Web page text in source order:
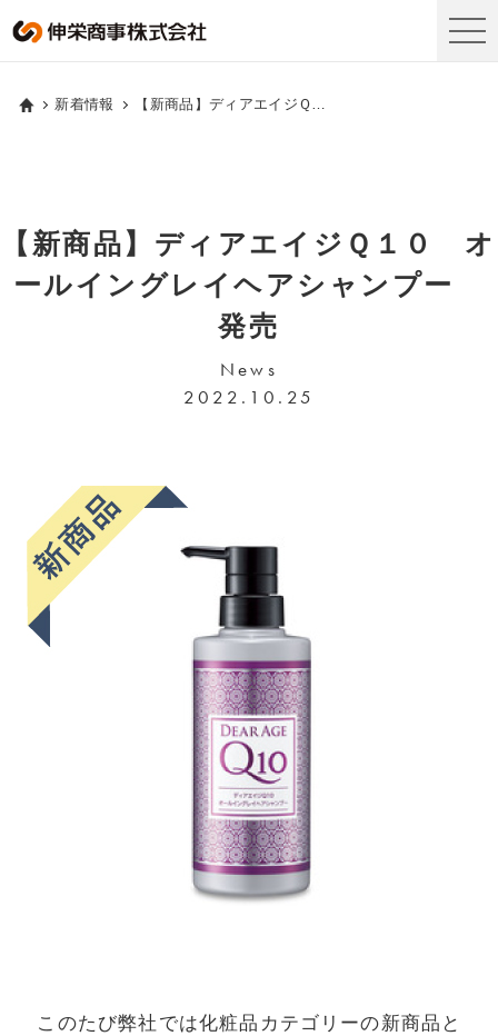
新着情報 【新商品】ディアエイジＱ１０ オールイングレイヘアシャンプー 発売
【新商品】ディアエイジＱ１０ オ
ールイングレイヘアシャンプー
発売
News
2022.10.25
このたび弊社では化粧品カテゴリーの新商品と